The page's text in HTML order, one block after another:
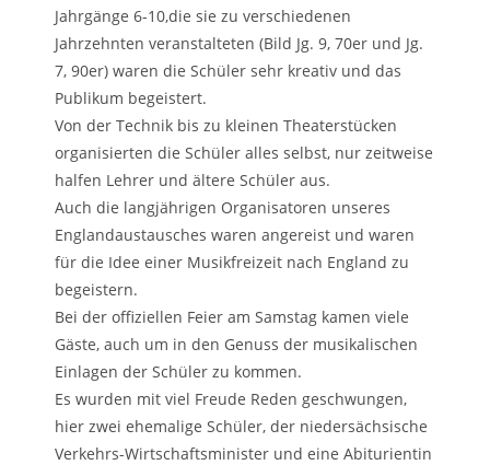
Jahrgänge 6-10,die sie zu verschiedenen
Jahrzehnten veranstalteten (Bild Jg. 9, 70er und Jg.
7, 90er) waren die Schüler sehr kreativ und das
Publikum begeistert.
Von der Technik bis zu kleinen Theaterstücken
organisierten die Schüler alles selbst, nur zeitweise
halfen Lehrer und ältere Schüler aus.
Auch die langjährigen Organisatoren unseres
Englandaustausches waren angereist und waren
für die Idee einer Musikfreizeit nach England zu
begeistern.
Bei der offiziellen Feier am Samstag kamen viele
Gäste, auch um in den Genuss der musikalischen
Einlagen der Schüler zu kommen.
Es wurden mit viel Freude Reden geschwungen,
hier zwei ehemalige Schüler, der niedersächsische
Verkehrs-Wirtschaftsminister und eine Abiturientin